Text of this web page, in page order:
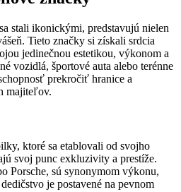
stali ikonickými, predstavujú nielen
Tieto značky si získali srdcia
jedinečnou estetikou, výkonom a
vozidlá, športové auta alebo terénne
prekročiť hranice a
majiteľov.
ktoré sa etablovali od svojho
svoj punc exkluzivity a prestíže.
Porsche, sú synonymom výkonu,
je postavené na pevnom